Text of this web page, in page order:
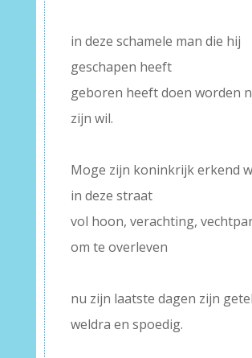
in deze schamele man die hij
geschapen heeft
geboren heeft doen worden
zijn wil.
Moge zijn koninkrijk erkend
in deze straat
vol hoon, verachting,
om te overleven
nu zijn laatste dagen zijn
weldra en spoedig.